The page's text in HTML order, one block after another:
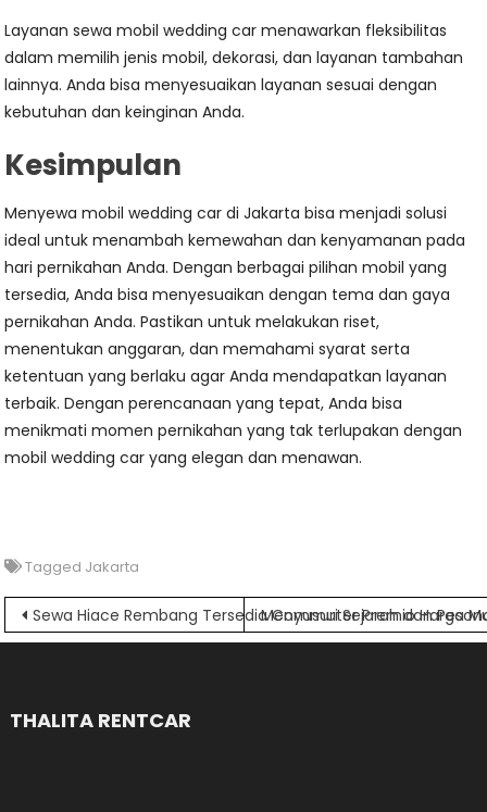
Layanan sewa mobil wedding car menawarkan fleksibilitas
dalam memilih jenis mobil, dekorasi, dan layanan tambahan
lainnya. Anda bisa menyesuaikan layanan sesuai dengan
kebutuhan dan keinginan Anda.
Kesimpulan
Menyewa mobil wedding car di Jakarta bisa menjadi solusi
ideal untuk menambah kemewahan dan kenyamanan pada
hari pernikahan Anda. Dengan berbagai pilihan mobil yang
tersedia, Anda bisa menyesuaikan dengan tema dan gaya
pernikahan Anda. Pastikan untuk melakukan riset,
menentukan anggaran, dan memahami syarat serta
ketentuan yang berlaku agar Anda mendapatkan layanan
terbaik. Dengan perencanaan yang tepat, Anda bisa
menikmati momen pernikahan yang tak terlupakan dengan
mobil wedding car yang elegan dan menawan.
Tagged Jakarta
Navigasi
Sewa Hiace Rembang Tersedia Commuter Premio Harga
Menyusuri Sejarah dan
THALITA RENTCAR